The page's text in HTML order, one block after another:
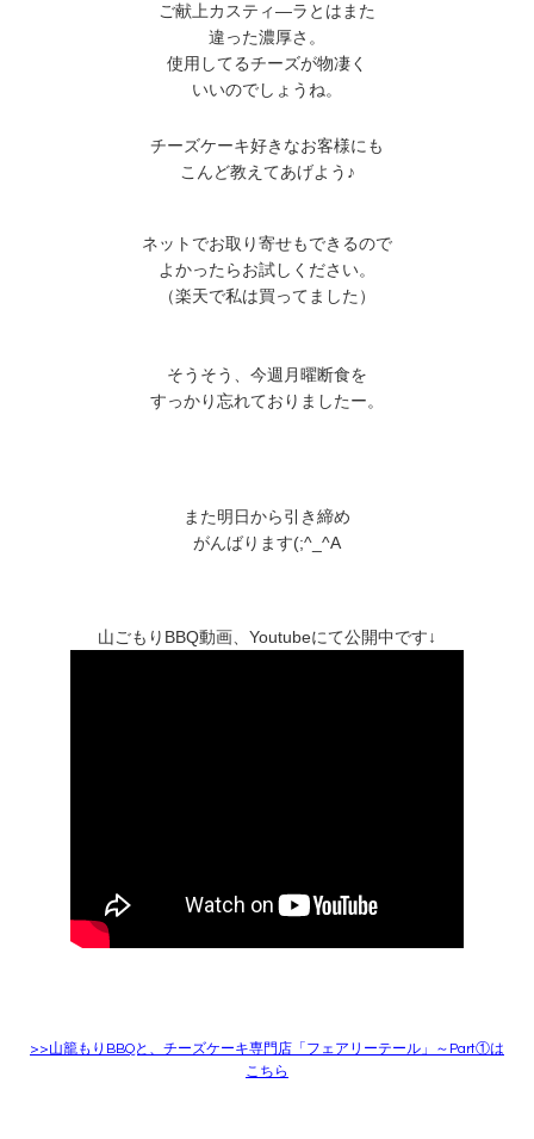
ご献上カスティ―ラとはまた
違った濃厚さ。
使用してるチーズが物凄く
いいのでしょうね。
チーズケーキ好きなお客様にも
こんど教えてあげよう♪
ネットでお取り寄せもできるので
よかったらお試しください。
（楽天で私は買ってました）
そうそう、今週月曜断食を
すっかり忘れておりましたー。
また明日から引き締め
がんばります(;^_^A
山ごもりBBQ動画、Youtubeにて公開中です↓
>>山籠もりBBQと、チーズケーキ専門店「フェアリーテール」～Part①は
こちら